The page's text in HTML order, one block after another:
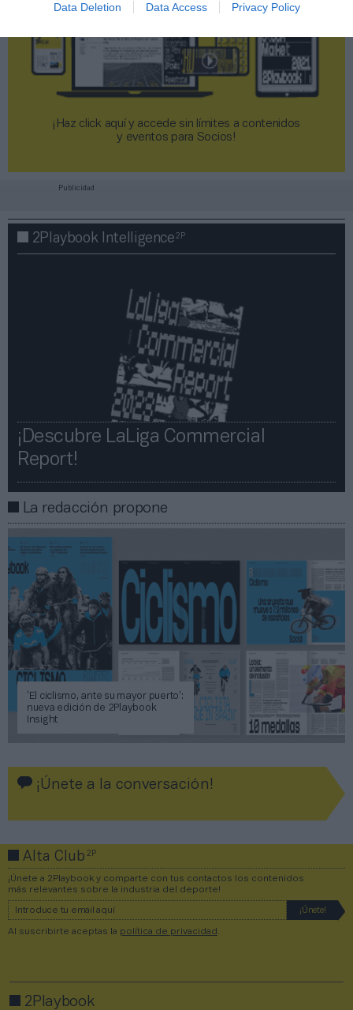
Data Deletion Data Access Privacy Policy
¡Haz click aquí y accede sin límites a contenidos
y eventos para Socios!​​​​​​​
Publicidad
2Playbook Intelligence2P
¡Descubre LaLiga Commercial
Report!​​
La redacción propone
‘El ciclismo, ante su mayor puerto’:
nueva edición de 2Playbook
Insight
¡Únete a la conversación!
Alta Club2P
¡Únete a 2Playbook y comparte con tus contactos los contenidos
más relevantes sobre la industria del deporte!
Al suscribirte aceptas la política de privacidad .
2Playbook